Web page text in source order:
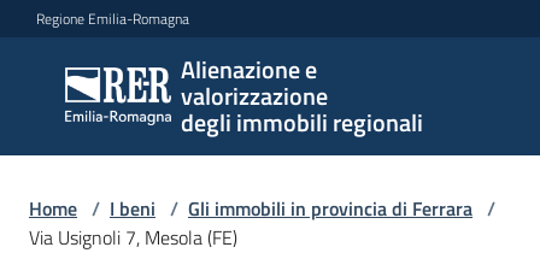
Vai al contenuto
Vai alla navigazione
Vai al footer
Regione Emilia-Romagna
Alienazione e
valorizzazione
degli immobili regionali
Alienazione e
valorizzazione
degli immobili
Home / I beni / Gli immobili in provincia di Ferrara /
Via Usignoli 7, Mesola (FE)